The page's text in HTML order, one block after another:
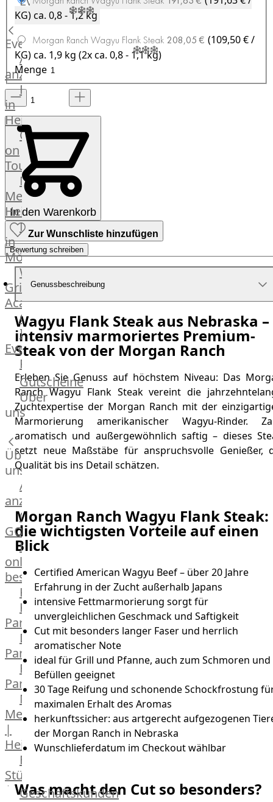
Hardware
Küchenhelfer
Grillgeräte
Beefer®
Gasgrills
Big
Green
Egg
Grill
Nesmuk
Berkel
Dry
Aging
Schrank
Bücher
&
Poster
Events
Alle
anzeigen
Fleischkompetenz
in
Heinsberg
OTTO
on
Tour
Männer
Metzger
Heinsberg
Markthalle
in
Mönchengladbach
Weber®
Grill
Academy
OTTO@Home
Individuelle
Events
Partner
Kalender
Gästehaus
Villa
Glanzstoff
Gutscheine
Über
uns
Über
uns
Alle
anzeigen
OTTO
GOURMET
Lebensmittel
online
bestellen
Karriere
Kochschul-
Partner
Depot-
Partner
Frischetheken-
Partner
Männer
Metzger
|
Heinsberg
Feinkost
Stüttgen
|
Geschäftskunden
KG)ca. 0,8 - 1,2 kg
Morgan Ranch Wagyu Flank Steak 208,05 € (109,50 € /
KG)ca. 1,9 kg (2x ca. 0,8 - 1,1 kg)
Menge
In den Warenkorb
Zur Wunschliste hinzufügen
Bewertung schreiben
Genussbeschreibung
Wagyu Flank Steak aus Nebraska –
intensiv marmoriertes Premium-
Steak von der Morgan Ranch
Erleben Sie Genuss auf höchstem Niveau: Das
Ranch Wagyu Flank Steak vereint die
Zuchtexpertise der Morgan Ranch mit der
Marmorierung amerikanischer Wagyu-Rinder.
aromatisch und außergewöhnlich saftig – dieses
setzt neue Maßstäbe für anspruchsvolle Genießer,
Qualität bis ins Detail schätzen.
Morgan Ranch Wagyu Flank Steak:
die wichtigsten Vorteile auf einen
Blick
Certified American Wagyu Beef – über 20 Jahre
Erfahrung in der Zucht außerhalb Japans
intensive Fettmarmorierung sorgt für
unvergleichlichen Geschmack und Saftigkeit
Cut mit besonders langer Faser und herrlich
aromatischer Note
ideal für Grill und Pfanne, auch zum Schmoren und
Befüllen geeignet
30 Tage Reifung und schonende Schockfrostung
maximalen Erhalt des Aromas
herkunftssicher: aus artgerecht aufgezogenen
der Morgan Ranch in Nebraska
Wunschlieferdatum im Checkout wählbar
Was macht den Cut so besonders?